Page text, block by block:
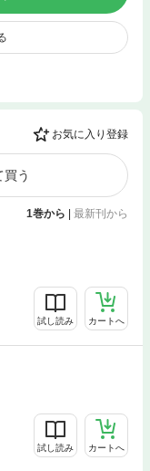
お気に入り登録
う
1巻から 最新刊から
試し読み カートへ
試し読み カートへ